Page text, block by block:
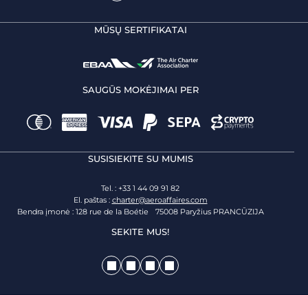
MŪSŲ SERTIFIKATAI
SAUGŪS MOKĖJIMAI PER
SUSISIEKITE SU MUMIS
Tel. : +33 1 44 09 91 82
El. paštas : charter@aeroaffaires.com
Bendra įmonė : 128 rue de la Boétie 75008 Paryžius PRANCŪZIJA
SEKITE MUS!